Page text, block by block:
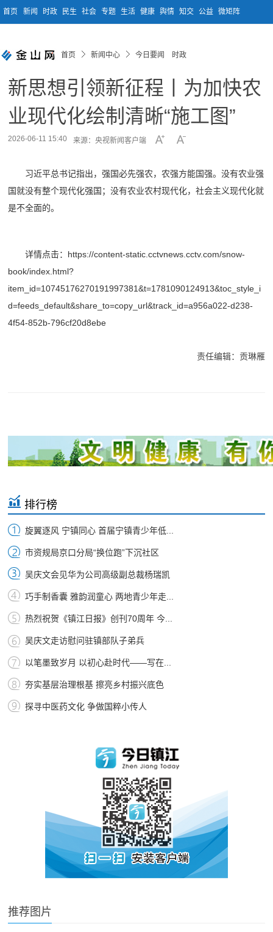
首页 新闻 时政 民生 社会 专题 生活 健康 舆情 知交 公益 微矩阵
首页 新闻中心 今日要闻 时政
新思想引领新征程丨为加快农
业现代化绘制清晰“施工图”
2026-06-11 15:40 来源：央视新闻客户端
习近平总书记指出，强国必先强农，农强方能国强。没有农业强
国就没有整个现代化强国；没有农业农村现代化，社会主义现代化就
是不全面的。
详情点击：https://content-static.cctvnews.cctv.com/snow-
book/index.html?
item_id=10745176270191997381&t=1781090124913&toc_style_i
d=feeds_default&share_to=copy_url&track_id=a956a022-d238-
4f54-852b-796cf20d8ebe
责任编辑：贡琳雁
排行榜
旋翼逐风 宁镇同心 首届宁镇青少年低...
市资规局京口分局“换位跑”下沉社区
吴庆文会见华为公司高级副总裁杨瑞凯
巧手制香囊 雅韵润童心 两地青少年走...
热烈祝贺《镇江日报》创刊70周年 今...
吴庆文走访慰问驻镇部队子弟兵
以笔墨致岁月 以初心赴时代——写在...
夯实基层治理根基 擦亮乡村振兴底色
探寻中医药文化 争做国粹小传人
推荐图片